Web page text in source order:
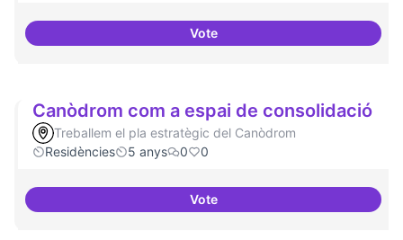
VoteCampanya de comunicació
Canòdrom com a espai de consolidació
Treballem el pla estratègic del Canòdrom
Residències
5 anys 0 0
VoteCanòdrom com a espai de